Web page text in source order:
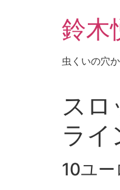
鈴木
虫くいの穴
スロ
ライ
10ユー